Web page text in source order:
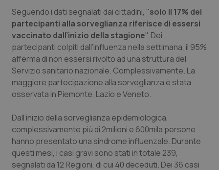
Tiroide
Tumore al seno
Tumore ovarico
Tumori del Polmone & Testa Collo
Tumori gastrointestinali
Ulcera & Reflusso
Vaccini
Seguendo i dati segnalati dai cittadini, "solo il 17% dei
partecipanti alla sorveglianza riferisce di essersi
vaccinato dall’inizio della stagione". Dei
partecipanti colpiti dall’influenza nella settimana, il 95%
afferma di non essersi rivolto ad una struttura del
Servizio sanitario nazionale. Complessivamente. La
maggiore partecipazione alla sorveglianza è stata
osservata in Piemonte, Lazio e Veneto.
Dall’inizio della sorveglianza epidemiologica,
complessivamente più di 2milioni e 600mila persone
hanno presentato una sindrome influenzale. Durante
questi mesi, i casi gravi sono stati in totale 239,
segnalati da 12 Regioni, di cui 40 deceduti. Dei 36 casi